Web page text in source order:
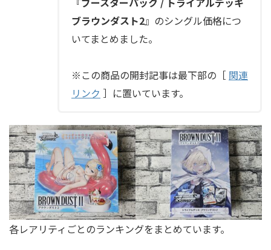
ブラウンダスト2』のシングル価格につ
いてまとめました。
※この商品の開封記事は最下部の［ 関連
リンク ］に置いています。
各レアリティごとのランキングをまとめています。